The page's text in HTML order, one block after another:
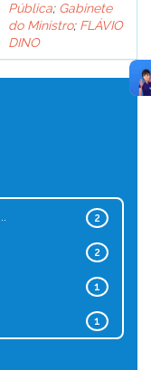
Pública; Gabinete
do Ministro; FLÁVIO
DINO
2
2
1
1